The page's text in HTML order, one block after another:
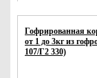
Гофрированная
от 1 до 3кг из
107/Г2 330)